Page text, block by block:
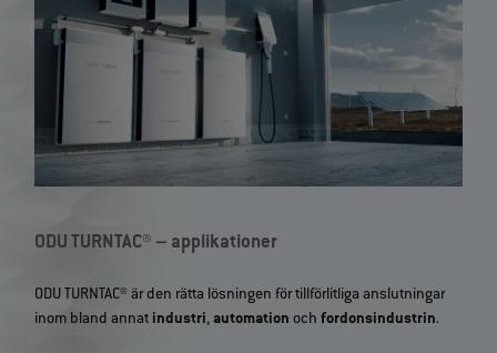
ODU TURNTAC® – applikationer
ODU TURNTAC® är den rätta lösningen för tillförlitliga anslutningar
inom bland annat industri, automation ochfordonsindustrin.